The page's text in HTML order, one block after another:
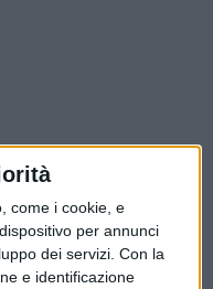
come i cookie, e
per annunci
dei servizi. Con la
e identificazione